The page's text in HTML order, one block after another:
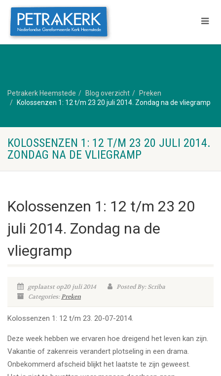
Petrakerk Heemstede Blog overzicht
Preken
Kolossenzen 1: 12 t/m 23 20 juli 2014. Zondag na de vliegramp
KOLOSSENZEN 1: 12 T/M 23 20 JULI 2014.
ZONDAG NA DE VLIEGRAMP
Kolossenzen 1: 12 t/m 23 20
juli 2014. Zondag na de
vliegramp
geplaatst op20 juli 2014
Posted By: Scriba
Categories:Preken
Kolossenzen 1: 12 t/m 23. 20-07-2014.
Deze week hebben we ervaren hoe dreigend het leven kan zijn.
Vakantie of zakenreis verandert plotseling in een drama.
Onbekommerd afscheid blijkt het laatste te zijn geweest.